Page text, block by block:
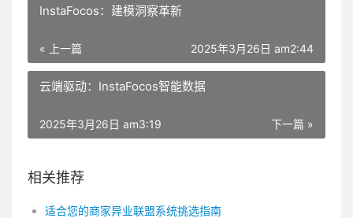
InstaFocos：建模洞察革新
« 上一篇 2025年3月26日 am2:44
云端驱动：InstaFocos智能数据
下一篇 »
2025年3月26日 am3:19
相关推荐
适合您的商家异业联盟系统挑选指南